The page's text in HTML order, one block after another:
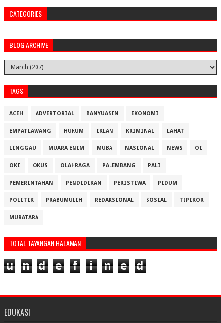
CATEGORIES
BLOG ARCHIVE
TAGS
ACEH ADVERTORIAL BANYUASIN EKONOMI
EMPATLAWANG HUKUM IKLAN KRIMINAL LAHAT
LINGGAU MUARA ENIM MUBA NASIONAL NEWS OI
OKI OKUS OLAHRAGA PALEMBANG PALI
PEMERINTAHAN PENDIDIKAN PERISTIWA PIDUM
POLITIK PRABUMULIH REDAKSIONAL SOSIAL TIPIKOR
MURATARA
TOTAL TAYANGAN HALAMAN
u n d e f i n e d
EDUKASI